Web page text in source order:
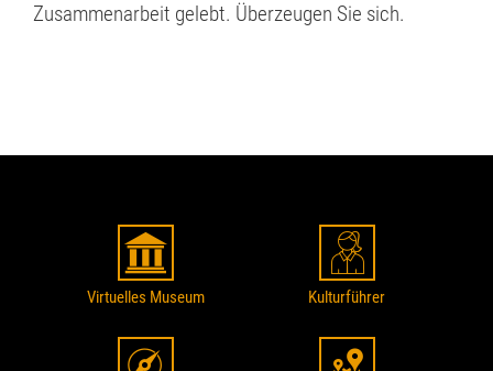
Zusammenarbeit gelebt. Überzeugen Sie sich.
Virtuelles Museum Kulturführer